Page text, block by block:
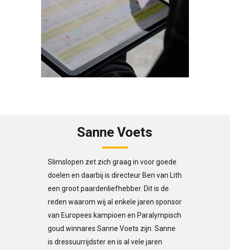
Sanne Voets
Slimslopen zet zich graag in voor goede
doelen en daarbij is directeur Ben van Lith
een groot paardenliefhebber. Dit is de
reden waarom wij al enkele jaren sponsor
van Europees kampioen en Paralympisch
goud winnares Sanne Voets zijn. Sanne
is dressuurrijdster en is al vele jaren